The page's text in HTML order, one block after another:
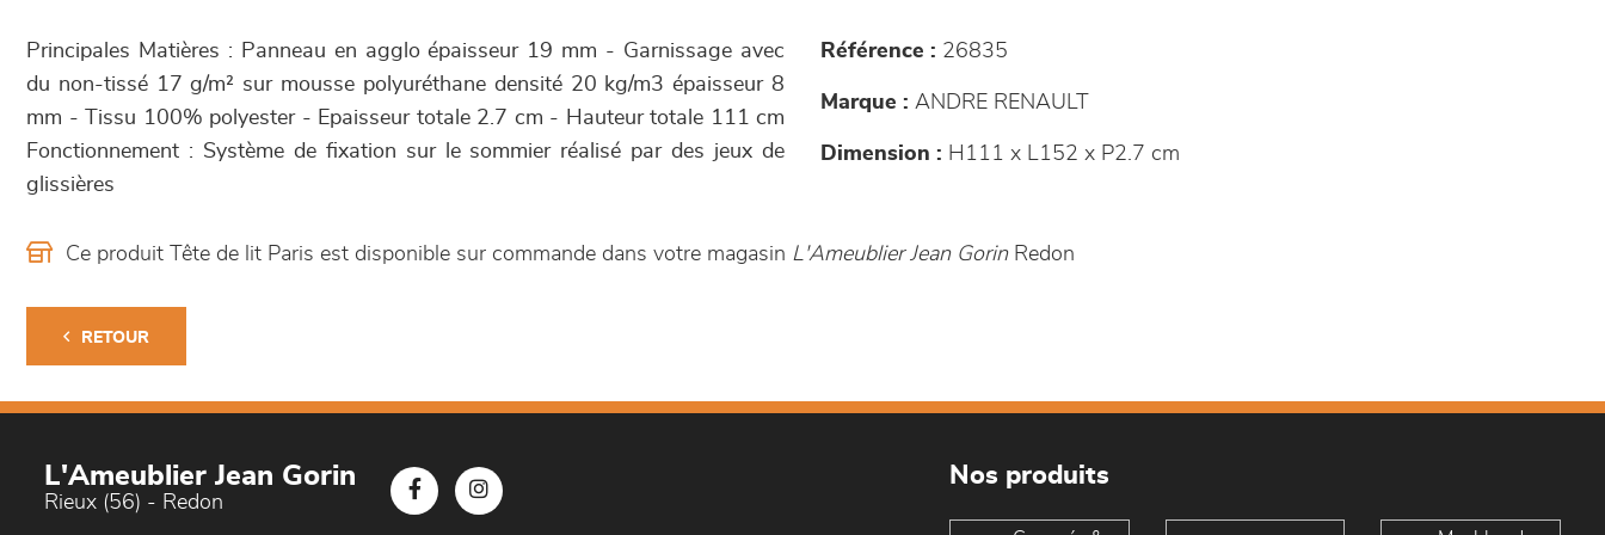
Principales Matières : Panneau en agglo épaisseur 19 mm - Garnissage avec
du non-tissé 17 g/m² sur mousse polyuréthane densité 20 kg/m3 épaisseur 8
mm - Tissu 100% polyester - Epaisseur totale 2.7 cm - Hauteur totale 111 cm
Fonctionnement : Système de fixation sur le sommier réalisé par des jeux de
glissières
Référence : 26835
Marque : ANDRE RENAULT
Dimension : H111 x L152 x P2.7 cm
Ce produit Tête de lit Paris est disponible sur commande dans votre magasin L'Ameublier Jean GorinRedon
RETOUR
L'Ameublier Jean Gorin
Rieux (56) - Redon
Nos produits